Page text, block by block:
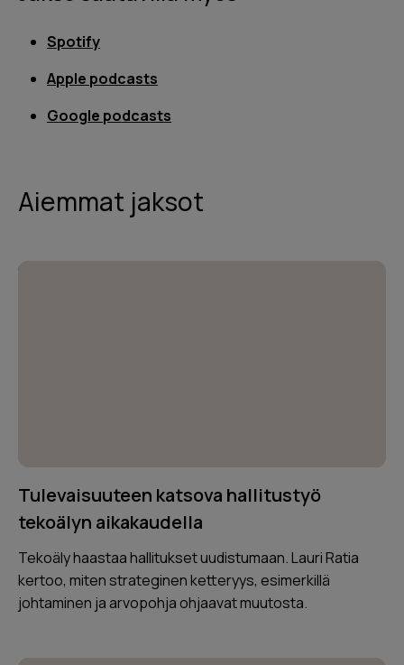
Spotify
Apple podcasts
Google podcasts
Aiemmat jaksot
Tulevaisuuteen katsova hallitustyö
tekoälyn aikakaudella
Tekoäly haastaa hallitukset uudistumaan. Lauri Ratia
kertoo, miten strateginen ketteryys, esimerkillä
johtaminen ja arvopohja ohjaavat muutosta.